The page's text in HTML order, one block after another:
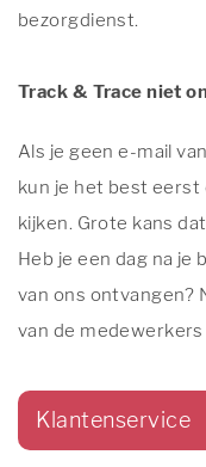
bezorgdienst.
Track & Trace niet
Als je geen e-mail
kun je het best eerst
kijken. Grote kans
Heb je een dag na je
van ons ontvangen?
van de
Klantenservice